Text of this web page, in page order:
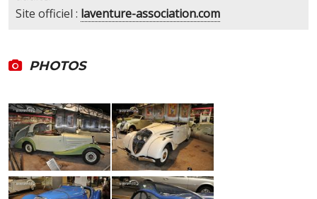
Site officiel : laventure-association.com
PHOTOS